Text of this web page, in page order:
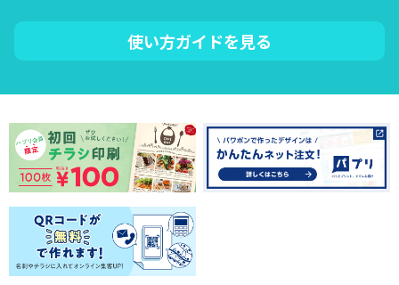
使い方ガイドを見る